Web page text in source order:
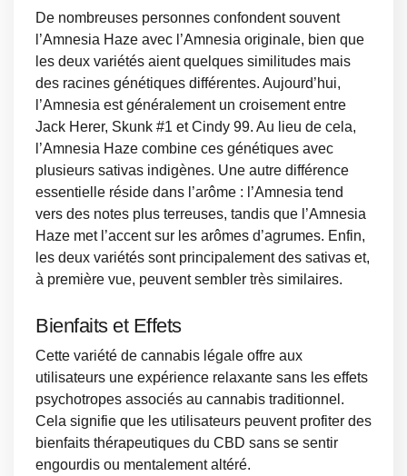
De nombreuses personnes confondent souvent
l’Amnesia Haze avec l’Amnesia originale, bien que
les deux variétés aient quelques similitudes mais
des racines génétiques différentes. Aujourd’hui,
l’Amnesia est généralement un croisement entre
Jack Herer, Skunk #1 et Cindy 99. Au lieu de cela,
l’Amnesia Haze combine ces génétiques avec
plusieurs sativas indigènes. Une autre différence
essentielle réside dans l’arôme : l’Amnesia tend
vers des notes plus terreuses, tandis que l’Amnesia
Haze met l’accent sur les arômes d’agrumes. Enfin,
les deux variétés sont principalement des sativas et,
à première vue, peuvent sembler très similaires.
Bienfaits et Effets
Cette variété de cannabis légale offre aux
utilisateurs une expérience relaxante sans les effets
psychotropes associés au cannabis traditionnel.
Cela signifie que les utilisateurs peuvent profiter des
bienfaits thérapeutiques du CBD sans se sentir
engourdis ou mentalement altéré.